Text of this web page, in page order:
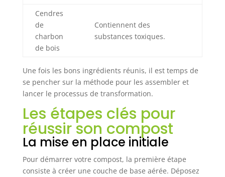
Cendres
de
charbon
de bois
Contiennent des
substances toxiques.
Une fois les bons ingrédients réunis, il est temps de
se pencher sur la méthode pour les assembler et
lancer le processus de transformation.
Les étapes clés pour
réussir son compost
La mise en place initiale
Pour démarrer votre compost, la première étape
consiste à créer une couche de base aérée. Déposez